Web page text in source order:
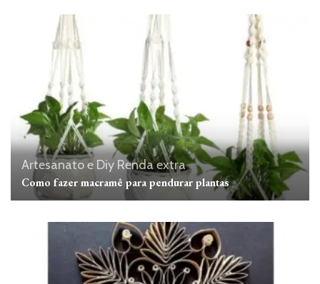
Artesanato e Diy Renda extra
Como fazer macramê para pendurar plantas